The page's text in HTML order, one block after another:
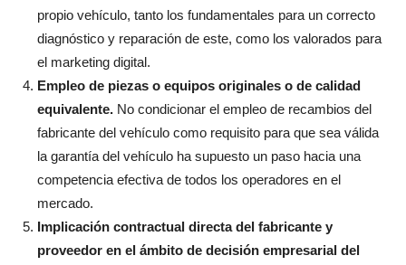
propio vehículo, tanto los fundamentales para un correcto
diagnóstico y reparación de este, como los valorados para
el marketing digital.
Empleo de piezas o equipos originales o de calidad
equivalente. No condicionar el empleo de recambios del
fabricante del vehículo como requisito para que sea válida
la garantía del vehículo ha supuesto un paso hacia una
competencia efectiva de todos los operadores en el
mercado.
Implicación contractual directa del fabricante y
proveedor en el ámbito de decisión empresarial del